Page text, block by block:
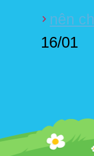
nên
16/01